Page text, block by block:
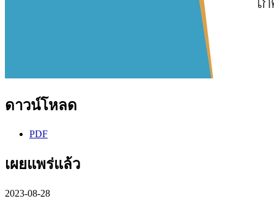
ดาวน์โหลด
PDF
เผยแพร่แล้ว
2023-08-28